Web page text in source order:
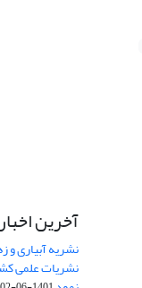
آخرین
نشریه آبیاری و